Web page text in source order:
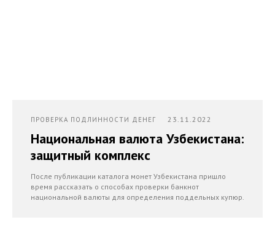
ПРОВЕРКА ПОДЛИННОСТИ ДЕНЕГ 23.11.2022
Национальная валюта Узбекистана:
защитный комплекс
После публикации каталога монет Узбекистана пришло
время рассказать о способах проверки банкнот
национальной валюты для определения поддельных купюр.